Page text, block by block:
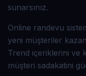
sunarsınız.
Online randevu
yeni müşteriler
Trend içeriklerini ve
müşteri sadakatini